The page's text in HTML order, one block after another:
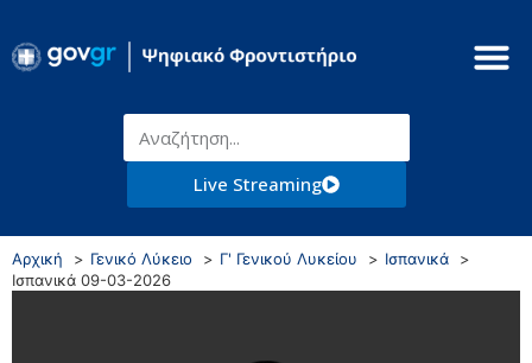
Live Streaming
Αρχική Γενικό Λύκειο Γ' Γενικού Λυκείου
Ισπανικά
Ισπανικά 09-03-2026